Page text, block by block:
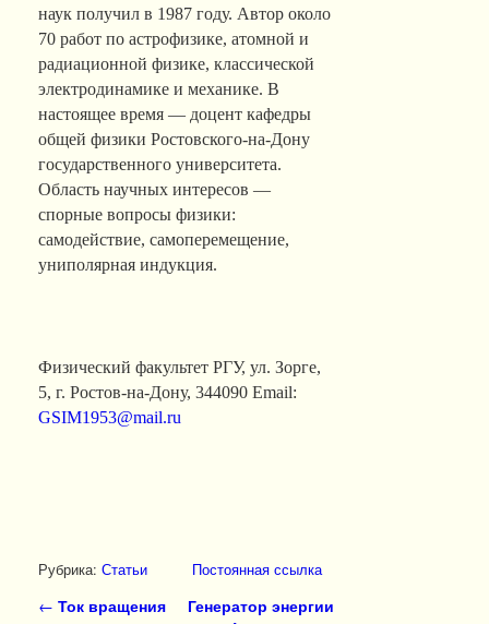
наук получил в 1987 году. Автор около
70 работ по астрофизике, атомной и
радиационной физике, классической
электродинамике и механике. В
настоящее время — доцент кафедры
общей физики Ростовского-на-Дону
государственного университета.
Область научных интересов —
спорные вопросы физики:
самодействие, самоперемещение,
униполярная индукция.
Физический факультет РГУ, ул. Зорге,
5, г. Ростов-на-Дону, 344090 Email:
GSIM1953@mail.ru
Рубрика: Статьи Постоянная ссылка
Навигация по записям
← Ток вращения
Генератор энергии